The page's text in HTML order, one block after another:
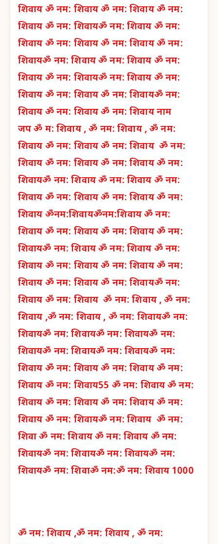
शिवाय ॐ नम: शिवाय ॐ नम: शिवायॐ नम:
शिवाय ॐ नम: शिवायॐ नम: शिवाय ॐ नम:
शिवाय ॐ नम: शिवाय ॐ नम: शिवायॐ नम:
शिवायॐ नम: शिवायॐ नम: शिवाय ॐ नम:
शिवाय ॐ नम: शिवायॐ नम: शिवाय ॐ नम:
शिवाय ॐ नम: शिवाय ॐ नम: शिवायॐ नम:
शिवाय ॐ नम: शिवाय ॐ नम: शिवाय नाम
जप ॐ म: शिवाय , ॐ नम: शिवाय , ॐ नम:
शिवाय ॐ नम: शिवाय ॐ नम: शिवायॐ नम:
शिवाय ॐ नम: शिवाय ॐ नम: शिवायॐ नम:
शिवायॐ नम: शिवायॐ नम: शिवाय ॐ नम:
शिवाय ॐ नम: शिवाय ॐ नम: शिवायॐ नम:
शिवाय ॐनम:शिवायॐनम:शिवायॐ नम:
शिवाय ॐ नम: शिवाय ॐ नम: शिवायॐ नम:
शिवायॐ नम: शिवायॐ नम: शिवाय ॐ नम:
शिवाय ॐ नम: शिवाय ॐ नम: शिवायॐ नम:
शिवाय ॐ नम: शिवाय ॐ नम: शिवायॐ नम:
शिवाय ॐ नम: शिवाय ॐ नम: शिवाय , ॐ नम:
शिवाय ,ॐ नम: शिवाय , ॐ नम: शिवायॐ नम:
शिवायॐ नम: शिवायॐ नम: शिवायॐ नम:
शिवायॐ नम: शिवायॐ नम: शिवायॐ नम:
शिवाय ॐ नम: शिवाय ॐ नम: शिवायॐ नम:
शिवाय ॐ नम: शिवाय55 ॐ नम: शिवाय ॐ नम:
शिवाय ॐ नम: शिवाय ॐ नम: शिवायॐ नम:
शिवाय ॐ नम: शिवायॐ नम: शिवाय ॐ नम:
शिवा ॐ नम: शिवायॐ नम: शिवाय ॐ नम:
शिवायॐ नम: शिवायॐ नम: शिवायॐ नम:
शिवायॐ नम: शिवाॐ नम:ॐ नम: शिवाय 1000
ॐ नम: शिवाय ,ॐ नम: शिवाय , ॐ नम: